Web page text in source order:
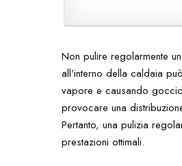
Non pulire regolarmente
all’interno della caldaia
vapore e causando
provocare una
Pertanto, una pulizia
prestazioni ottimali.